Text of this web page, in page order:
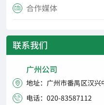
 合作媒体
联系我们
广州公司
 地址：广州市番禺区汉
 电话：020-83587112